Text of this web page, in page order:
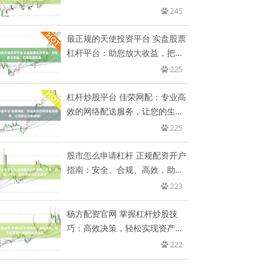
245
最正规的天使投资平台 实盘股票
杠杆平台：助您放大收益，把握
225
杠杆炒股平台 佳荣网配：专业高
效的网络配送服务，让您的生活
225
股市怎么申请杠杆 正规配资开户
指南：安全、合规、高效，助您
223
杨方配资官网 掌握杠杆炒股技
巧：高效决策，轻松实现资产增
222